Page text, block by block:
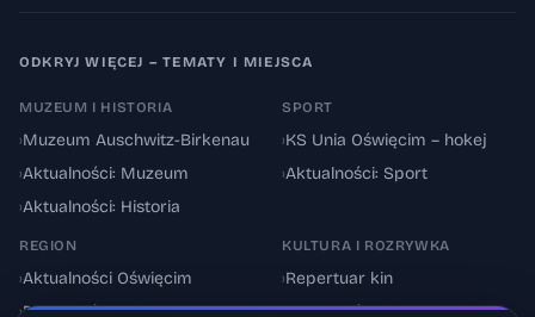
ODKRYJ WIĘCEJ – TEMATY I MIEJSCA
MUZEUM I HISTORIA
›Muzeum Auschwitz-Birkenau
›Aktualności: Muzeum
›Aktualności: Historia
SPORT
›KS Unia Oświęcim – hokej
›Aktualności: Sport
REGION
›Aktualności Oświęcim
›Powiat oświęcimski
KULTURA I ROZRYWKA
›Repertuar kin
›Aktualności: Kultura